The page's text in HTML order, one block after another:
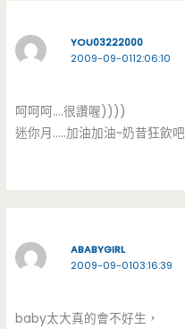
YOU03222000
2009-09-0112:06:10
呵呵呵….很讚喔))))
迷你月…..加油加油~奶昔狂飲
ABABYGIRL
2009-09-0103:16:39
baby太大真的會不好生，